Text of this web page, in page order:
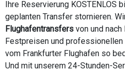
Ihre Reservierung KOSTENLOS
geplanten Transfer stornieren.
Flughafentransfers von und
Festpreisen und professionellen
vom Frankfurter Flughafen so
Und mit unserem 24-Stunden-